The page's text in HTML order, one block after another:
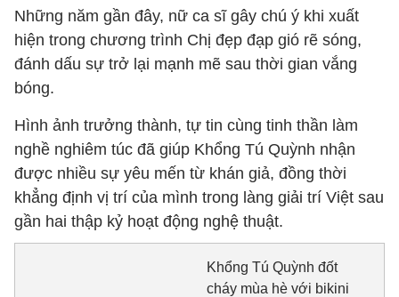
Những năm gần đây, nữ ca sĩ gây chú ý khi xuất
hiện trong chương trình Chị đẹp đạp gió rẽ sóng,
đánh dấu sự trở lại mạnh mẽ sau thời gian vắng
bóng.
Hình ảnh trưởng thành, tự tin cùng tinh thần làm
nghề nghiêm túc đã giúp Khổng Tú Quỳnh nhận
được nhiều sự yêu mến từ khán giả, đồng thời
khẳng định vị trí của mình trong làng giải trí Việt sau
gần hai thập kỷ hoạt động nghệ thuật.
Khổng Tú Quỳnh đốt
cháy mùa hè với bikini